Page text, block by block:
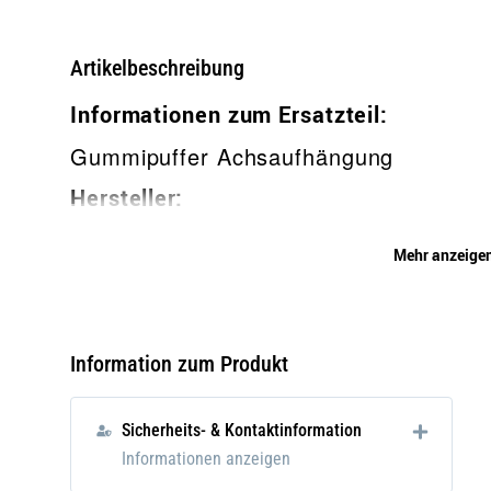
Artikelbeschreibung
Informationen zum Ersatzteil:
Gummipuffer Achsaufhängung
Hersteller:
A 120 333 1965
Passende Fahrzeuge/Motoren:
Ponton W120, W121, W105, W180,
Mehr
Information zum Produkt
Sicherheits- & Kontaktinformation
Informationen anzeigen